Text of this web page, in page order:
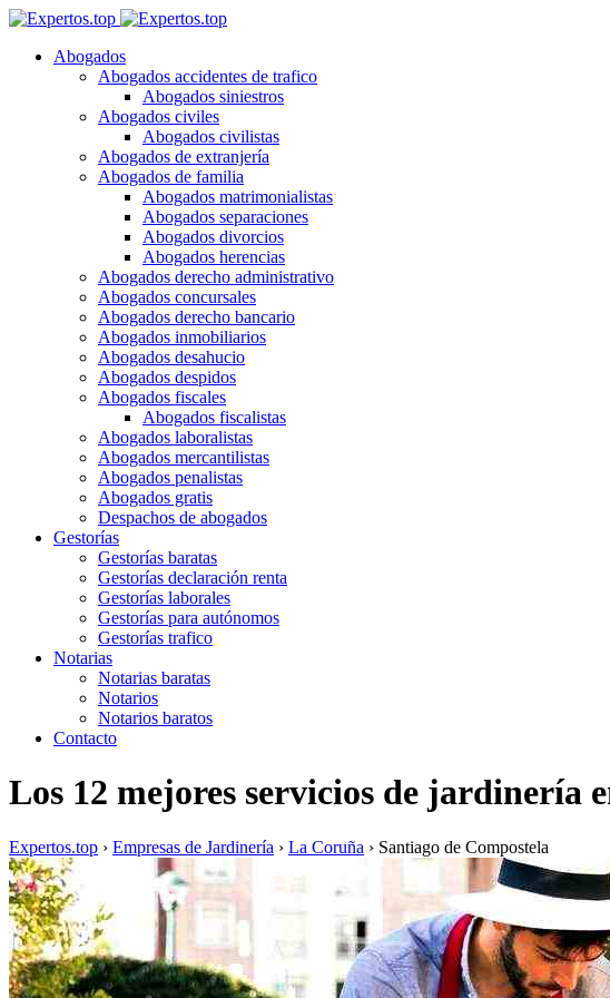
Abogados
Abogados accidentes de trafico
Abogados siniestros
Abogados civiles
Abogados civilistas
Abogados de extranjería
Abogados de familia
Abogados matrimonialistas
Abogados separaciones
Abogados divorcios
Abogados herencias
Abogados derecho administrativo
Abogados concursales
Abogados derecho bancario
Abogados inmobiliarios
Abogados desahucio
Abogados despidos
Abogados fiscales
Abogados fiscalistas
Abogados laboralistas
Abogados mercantilistas
Abogados penalistas
Abogados gratis
Despachos de abogados
Gestorías
Gestorías baratas
Gestorías declaración renta
Gestorías laborales
Gestorías para autónomos
Gestorías trafico
Notarias
Notarias baratas
Notarios
Notarios baratos
Contacto
Los 12 mejores servicios de jardinería
Expertos.top › Empresas de Jardinería › La Coruña › Santiago de Compostela